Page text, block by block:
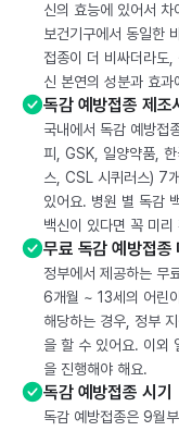
신의 효능에 있어서 차
보건기구에서 동일한
접종이 더 비싸더라도
신 본연의 성분과 효과
독감 예방접종 제조
국내에서 독감 예방접
피, GSK, 일양약품,
스, CSL 시퀴러스) 7
있어요. 병원 별 독감
백신이 있다면 꼭 미
무료 독감 예방접종
정부에서 제공하는 무
6개월 ~ 13세의 어린
해당하는 경우, 정부
을 할 수 있어요. 이외
을 진행해야 해요.
독감 예방접종 시기
독감 예방접종은 9월